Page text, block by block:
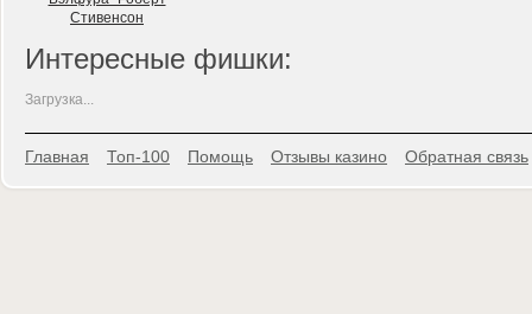
Стивенсон
Интересные фишки:
Загрузка...
Главная Топ-100 Помощь Отзывы казино Обратная связь